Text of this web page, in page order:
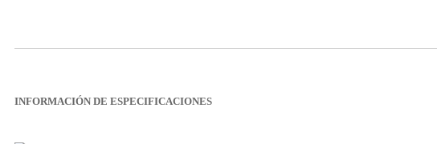
INFORMACIÓN DE ESPECIFICACIONES